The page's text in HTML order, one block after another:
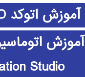
آموزش اتوکد AUTOCAD
آموزش
Studio